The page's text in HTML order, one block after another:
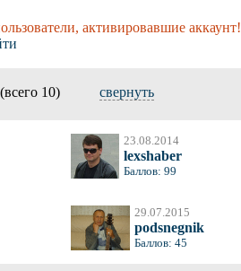
активировавшие аккаунт!
(всего 10) свернуть
23.08.2014
lexshaber
Баллов: 99
29.07.2015
podsnegnik
Баллов: 45